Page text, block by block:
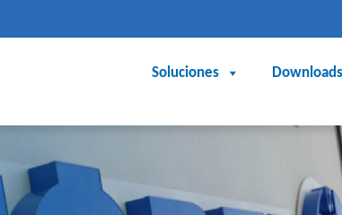
Soluciones Downloads